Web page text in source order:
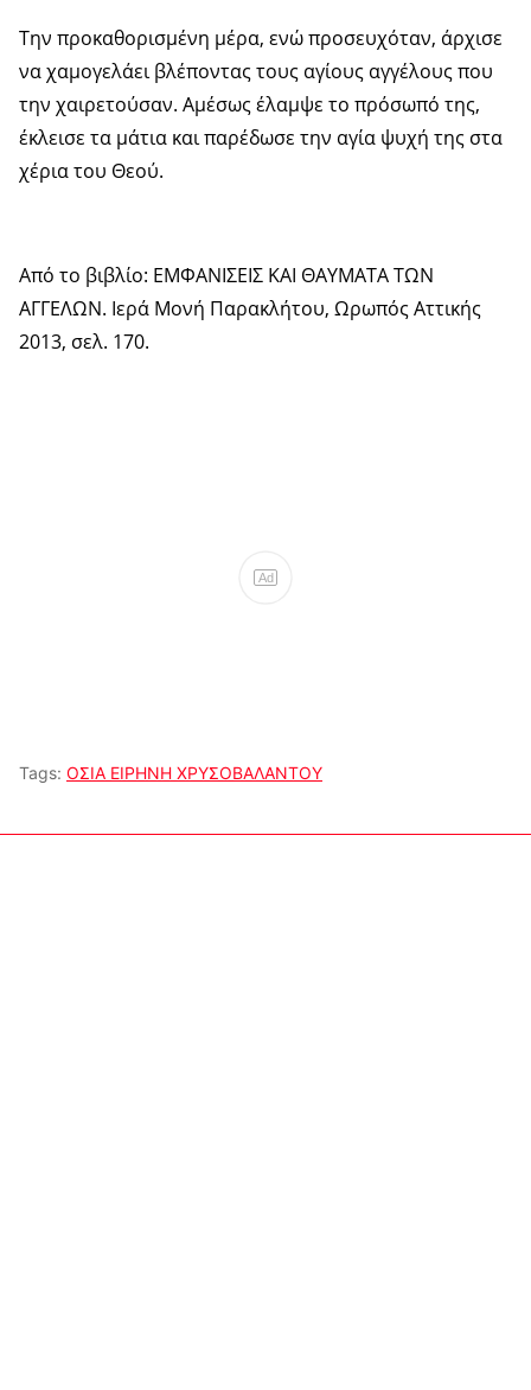
Την προκαθορισμένη μέρα, ενώ προσευχόταν, άρχισε
να χαμογελάει βλέποντας τους αγίους αγγέλους που
την χαιρετούσαν. Αμέσως έλαμψε το πρόσωπό της,
έκλεισε τα μάτια και παρέδωσε την αγία ψυχή της στα
χέρια του Θεού.
Από το βιβλίο: ΕΜΦΑΝΙΣΕΙΣ ΚΑΙ ΘΑΥΜΑΤΑ ΤΩΝ
ΑΓΓΕΛΩΝ. Ιερά Μονή Παρακλήτου, Ωρωπός Αττικής
2013, σελ. 170.
Ad
Tags: ΟΣΙΑ ΕΙΡΗΝΗ ΧΡΥΣΟΒΑΛΑΝΤΟΥ